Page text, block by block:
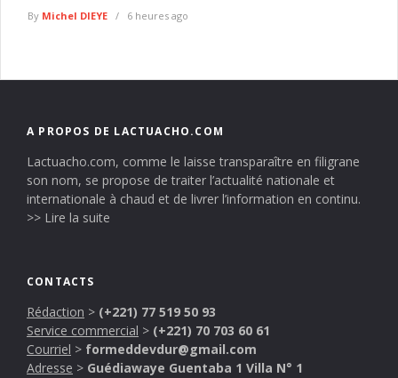
By Michel DIEYE 6 heures ago
A PROPOS DE LACTUACHO.COM
Lactuacho.com, comme le laisse transparaître en filigrane
son nom, se propose de traiter l’actualité nationale et
internationale à chaud et de livrer l’information en continu.
>> Lire la suite
CONTACTS
Rédaction > (+221) 77 519 50 93
Service commercial > (+221) 70 703 60 61
Courriel > formeddevdur@gmail.com
Adresse > Guédiawaye Guentaba 1 Villa N° 1